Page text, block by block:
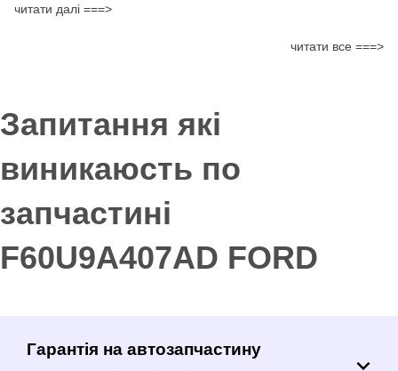
читати далі ===>
читати все ===>
Запитання які
виникаюсть по
запчастині
F60U9A407AD FORD
Гарантія на автозапчастину